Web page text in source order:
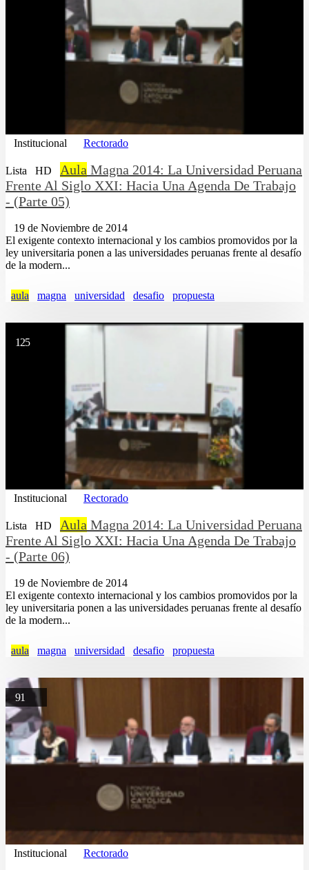
Institucional Rectorado
Lista HD Aula Magna 2014: La Universidad Peruana
Frente Al Siglo XXI: Hacia Una Agenda De Trabajo
- (Parte 05)
19 de Noviembre de 2014
El exigente contexto internacional y los cambios promovidos por la
ley universitaria ponen a las universidades peruanas frente al desafío
de la modern...
aula magna universidad desafio propuesta
125
Institucional Rectorado
Lista HD Aula Magna 2014: La Universidad Peruana
Frente Al Siglo XXI: Hacia Una Agenda De Trabajo
- (Parte 06)
19 de Noviembre de 2014
El exigente contexto internacional y los cambios promovidos por la
ley universitaria ponen a las universidades peruanas frente al desafío
de la modern...
aula magna universidad desafio propuesta
91
Institucional Rectorado